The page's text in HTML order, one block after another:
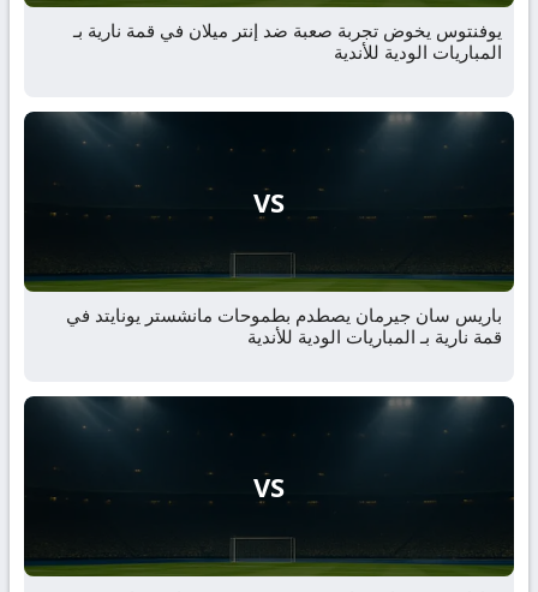
يوفنتوس يخوض تجربة صعبة ضد إنتر ميلان في قمة نارية بـ
المباريات الودية للأندية
VS
باريس سان جيرمان يصطدم بطموحات مانشستر يونايتد في
قمة نارية بـ المباريات الودية للأندية
VS